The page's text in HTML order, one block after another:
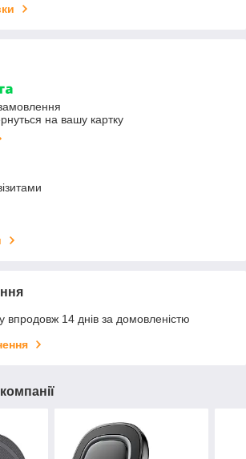
на вашу картку
впродовж 14 днів за домовленістю